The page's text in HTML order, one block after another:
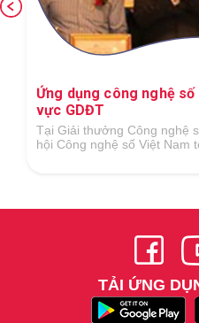
Ứng dụng công nghệ
vực GDĐT
Tại Giải thưởng Công nghệ
hội Công nghệ số Việt Nam
TẢI ỨNG